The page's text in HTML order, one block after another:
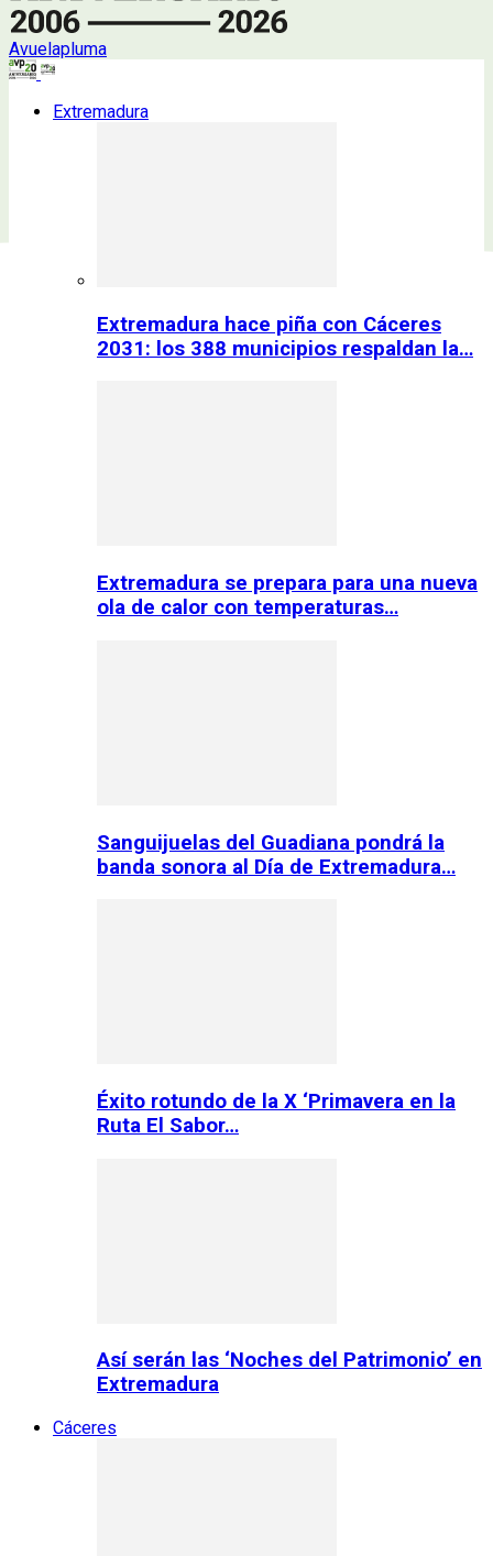
Avuelapluma
Extremadura
Extremadura hace piña con Cáceres
2031: los 388 municipios respaldan la…
Extremadura se prepara para una nueva
ola de calor con temperaturas…
Sanguijuelas del Guadiana pondrá la
banda sonora al Día de Extremadura…
Éxito rotundo de la X ‘Primavera en la
Ruta El Sabor…
Así serán las ‘Noches del Patrimonio’ en
Extremadura
Cáceres